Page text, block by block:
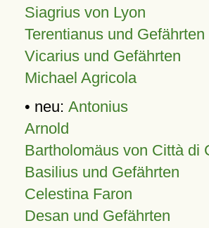
Siagrius von Lyon
Terentianus und Gefährten
Vicarius und Gefährten
Michael Agricola
• neu: Antonius
Arnold
Bartholomäus von Città di
Basilius und Gefährten
Celestina Faron
Desan und Gefährten